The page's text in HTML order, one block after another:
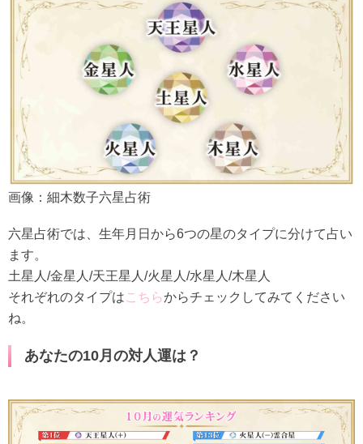
画像：細木数子六星占術
六星占術では、生年月日から6つの星のタイプに分けて占い
ます。
土星人/金星人/天王星人/火星人/水星人/木星人
それぞれのタイプはこちらからチェックしてみてください
ね。
あなたの10月の対人運は？